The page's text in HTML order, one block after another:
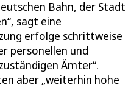
Bahn, der Stadt
sagt eine
erfolge schrittweise
personellen und
Ämter“.
aber „weiterhin hohe